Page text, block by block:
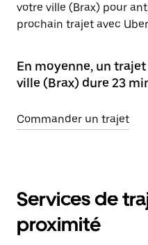
votre ville (Brax) pour
prochain trajet avec
En moyenne, un
ville (Brax) dure 23
Commander un trajet
Services de
proximité